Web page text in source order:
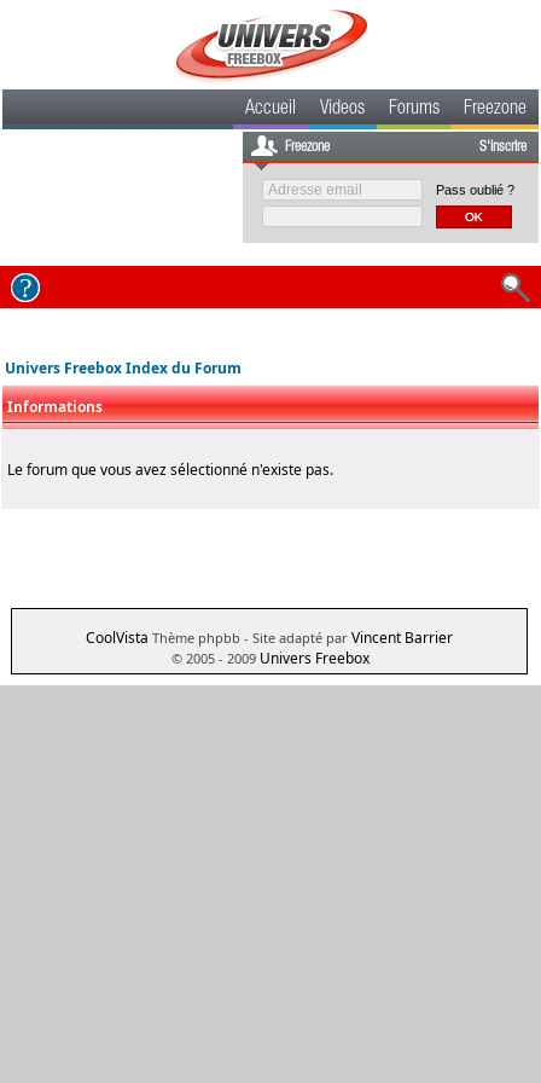
Accueil Videos Forums Freezone
Freezone S'inscrire
Pass oublié ?
Univers Freebox Index du Forum
Informations
Le forum que vous avez sélectionné n'existe pas.
CoolVista Thème phpbb - Site adapté par Vincent Barrier
© 2005 - 2009 Univers Freebox